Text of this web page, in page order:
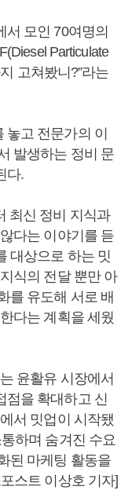
모인 70여명의
Particulate
고쳐봤니?”라는
고 전문가의 이
발생하는 정비 문
다.
최신 정비 지식과
다는 이야기를 듣
대상으로 하는 밋
식의 전달 뿐만 아
를 유도해 서로 배
다는 계획을 세웠
윤활유 시장에서
점을 확대하고 신
서 밋업이 시작됐
하며 숨겨진 수요
된 마케팅 활동을
스트 이상호 기자]